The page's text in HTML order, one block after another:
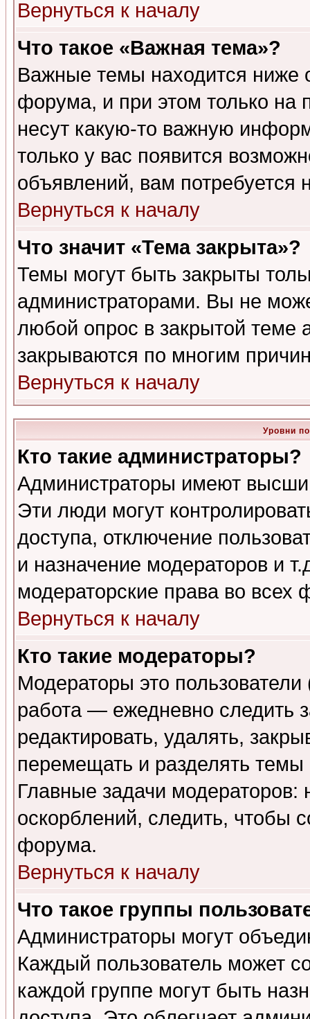
Вернуться к началу
Что такое «Важная тема»?
Важные темы находится ниже
форума, и при этом только на
несут какую-то важную
только у вас появится
объявлений, вам потребуется
Вернуться к началу
Что значит «Тема закрыта»?
Темы могут быть закрыты
администраторами. Вы не
любой опрос в закрытой теме
закрываются по многим
Вернуться к началу
Уровни
Кто такие администраторы?
Администраторы имеют
Эти люди могут
доступа, отключение
и назначение модераторов и
модераторские права во всех
Вернуться к началу
Кто такие модераторы?
Модераторы это
работа — ежедневно следить
редактировать, удалять,
перемещать и разделять
Главные задачи
оскорблений, следить, чтобы
форума.
Вернуться к началу
Что такое группы
Администраторы могут
Каждый пользователь может
каждой группе могут быть